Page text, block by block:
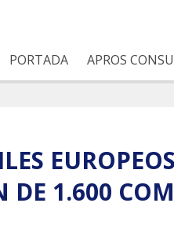
PORTADA APROS
DE 1.600